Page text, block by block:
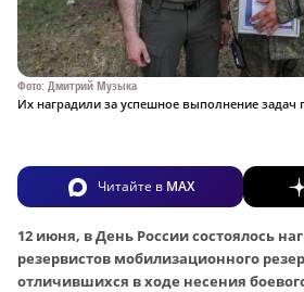
Фото: Дмитрий Музыка
Их наградили за успешное выполнение задач
Читайте в MAX
12 июня, в День России состоялось
резервистов мобилизационного
отличившихся в ходе несения